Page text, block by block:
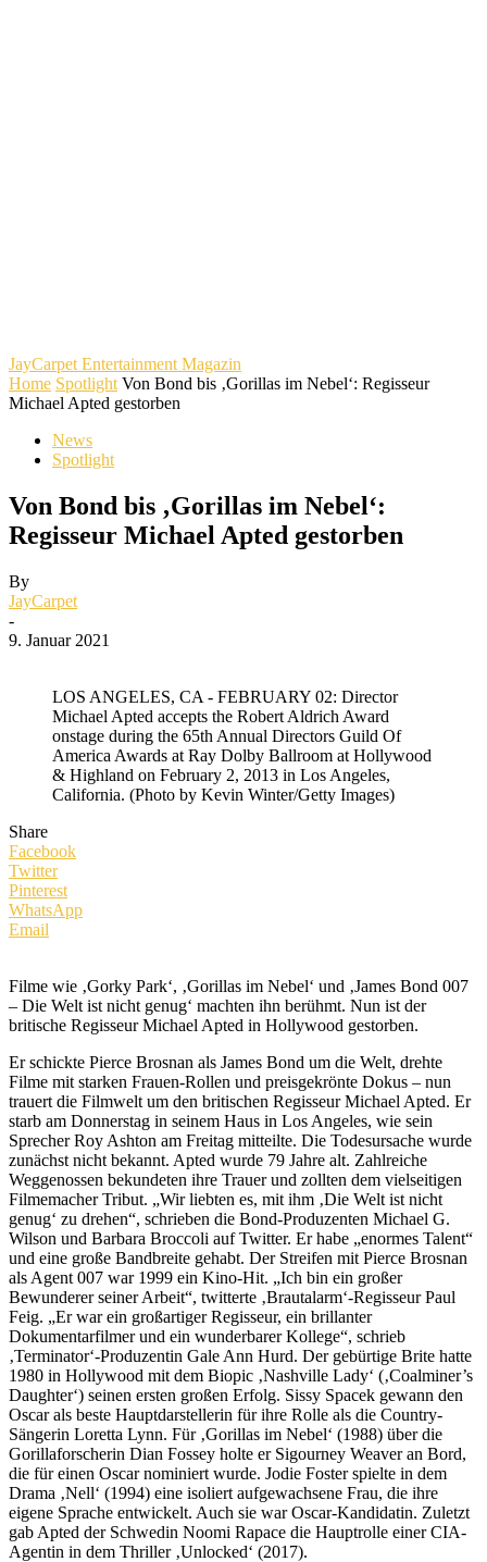
JayCarpet Entertainment Magazin
Home Spotlight Von Bond bis ‚Gorillas im Nebel‘: Regisseur
Michael Apted gestorben
News
Spotlight
Von Bond bis ‚Gorillas im Nebel‘:
Regisseur Michael Apted gestorben
By
JayCarpet
-
9. Januar 2021
LOS ANGELES, CA - FEBRUARY 02: Director
Michael Apted accepts the Robert Aldrich Award
onstage during the 65th Annual Directors Guild Of
America Awards at Ray Dolby Ballroom at Hollywood
& Highland on February 2, 2013 in Los Angeles,
California. (Photo by Kevin Winter/Getty Images)
Share
Facebook
Twitter
Pinterest
WhatsApp
Email
Filme wie ‚Gorky Park‘, ‚Gorillas im Nebel‘ und ‚James Bond 007
– Die Welt ist nicht genug‘ machten ihn berühmt. Nun ist der
britische Regisseur Michael Apted in Hollywood gestorben.
Er schickte Pierce Brosnan als James Bond um die Welt, drehte
Filme mit starken Frauen-Rollen und preisgekrönte Dokus – nun
trauert die Filmwelt um den britischen Regisseur Michael Apted. Er
starb am Donnerstag in seinem Haus in Los Angeles, wie sein
Sprecher Roy Ashton am Freitag mitteilte. Die Todesursache wurde
zunächst nicht bekannt. Apted wurde 79 Jahre alt. Zahlreiche
Weggenossen bekundeten ihre Trauer und zollten dem vielseitigen
Filmemacher Tribut. „Wir liebten es, mit ihm ‚Die Welt ist nicht
genug‘ zu drehen“, schrieben die Bond-Produzenten Michael G.
Wilson und Barbara Broccoli auf Twitter. Er habe „enormes Talent“
und eine große Bandbreite gehabt. Der Streifen mit Pierce Brosnan
als Agent 007 war 1999 ein Kino-Hit. „Ich bin ein großer
Bewunderer seiner Arbeit“, twitterte ‚Brautalarm‘-Regisseur Paul
Feig. „Er war ein großartiger Regisseur, ein brillanter
Dokumentarfilmer und ein wunderbarer Kollege“, schrieb
‚Terminator‘-Produzentin Gale Ann Hurd. Der gebürtige Brite hatte
1980 in Hollywood mit dem Biopic ‚Nashville Lady‘ (‚Coalminer’s
Daughter‘) seinen ersten großen Erfolg. Sissy Spacek gewann den
Oscar als beste Hauptdarstellerin für ihre Rolle als die Country-
Sängerin Loretta Lynn. Für ‚Gorillas im Nebel‘ (1988) über die
Gorillaforscherin Dian Fossey holte er Sigourney Weaver an Bord,
die für einen Oscar nominiert wurde. Jodie Foster spielte in dem
Drama ‚Nell‘ (1994) eine isoliert aufgewachsene Frau, die ihre
eigene Sprache entwickelt. Auch sie war Oscar-Kandidatin. Zuletzt
gab Apted der Schwedin Noomi Rapace die Hauptrolle einer CIA-
Agentin in dem Thriller ‚Unlocked‘ (2017).